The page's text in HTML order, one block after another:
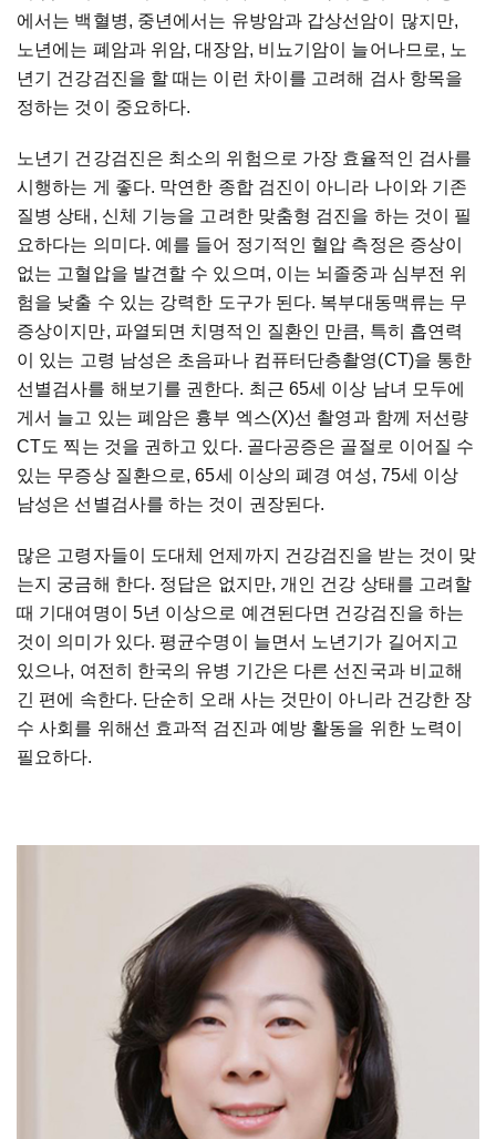
에서는 백혈병, 중년에서는 유방암과 갑상선암이 많지만,
노년에는 폐암과 위암, 대장암, 비뇨기암이 늘어나므로, 노
년기 건강검진을 할 때는 이런 차이를 고려해 검사 항목을
정하는 것이 중요하다.
노년기 건강검진은 최소의 위험으로 가장 효율적인 검사를
시행하는 게 좋다. 막연한 종합 검진이 아니라 나이와 기존
질병 상태, 신체 기능을 고려한 맞춤형 검진을 하는 것이 필
요하다는 의미다. 예를 들어 정기적인 혈압 측정은 증상이
없는 고혈압을 발견할 수 있으며, 이는 뇌졸중과 심부전 위
험을 낮출 수 있는 강력한 도구가 된다. 복부대동맥류는 무
증상이지만, 파열되면 치명적인 질환인 만큼, 특히 흡연력
이 있는 고령 남성은 초음파나 컴퓨터단층촬영(CT)을 통한
선별검사를 해보기를 권한다. 최근 65세 이상 남녀 모두에
게서 늘고 있는 폐암은 흉부 엑스(X)선 촬영과 함께 저선량
CT도 찍는 것을 권하고 있다. 골다공증은 골절로 이어질 수
있는 무증상 질환으로, 65세 이상의 폐경 여성, 75세 이상
남성은 선별검사를 하는 것이 권장된다.
많은 고령자들이 도대체 언제까지 건강검진을 받는 것이 맞
는지 궁금해 한다. 정답은 없지만, 개인 건강 상태를 고려할
때 기대여명이 5년 이상으로 예견된다면 건강검진을 하는
것이 의미가 있다. 평균수명이 늘면서 노년기가 길어지고
있으나, 여전히 한국의 유병 기간은 다른 선진국과 비교해
긴 편에 속한다. 단순히 오래 사는 것만이 아니라 건강한 장
수 사회를 위해선 효과적 검진과 예방 활동을 위한 노력이
필요하다.